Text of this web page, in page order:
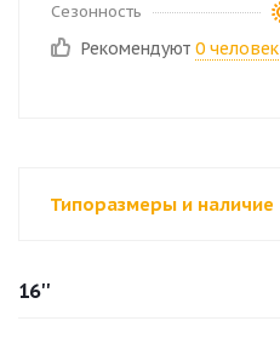
Сезонность
Рекомендуют 0 человек
Типоразмеры и наличие
16''